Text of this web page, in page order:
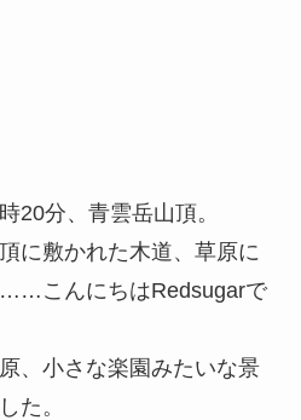
20分、青雲岳山頂。
に敷かれた木道、草原に
こんにちはRedsugarで
、小さな楽園みたいな景
た。